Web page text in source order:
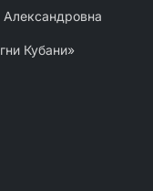
Кубани»